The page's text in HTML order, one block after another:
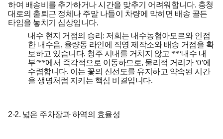
하여 배송비를 추가하거나 시간을 맞추기 어려워합니다. 충청
대로의 출퇴근 정체나 주말 나들이 차량에 막히면 배송 골든
타임을 놓치기 십상입니다.
내수 현지 거점의 승리: 저희는 내수농협아모르와 인접
한 내수읍, 율량동 라인에 직영 제작소와 배송 거점을 확
보하고 있습니다. 청주 시내를 거치지 않고 **‘내수 내
부’**에서 즉각적으로 이동하므로, 물리적 거리가 ‘0’에
수렴합니다. 이는 꽃의 신선도를 유지하고 약속된 시간
을 생명처럼 지키는 핵심 비결입니다.
2-2. 넓은 주차장과 하역의 효율성